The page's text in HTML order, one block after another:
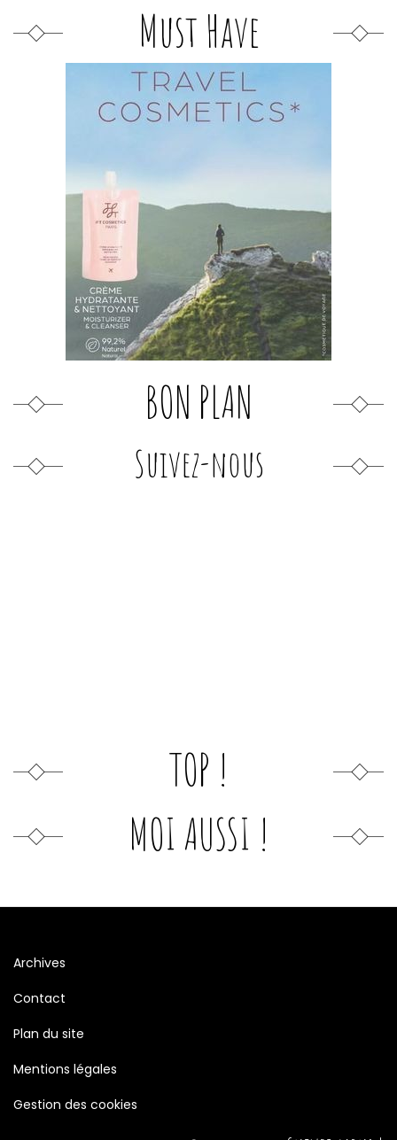
Must Have
BON PLAN
Suivez-nous
TOP !
MOI AUSSI !
Archives
Contact
Plan du site
Mentions légales
Gestion des cookies